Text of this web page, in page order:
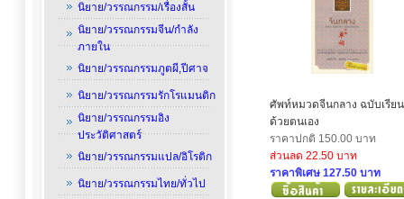
นิยาย/วรรณกรรม/เรื่องสั้น
นิยาย/วรรณกรรมจีน/กำลัง
ภายใน
นิยาย/วรรณกรรมภูตผี,ปีศาจ
นิยาย/วรรณกรรมรักโรแมนติก
นิยาย/วรรณกรรมอิง
ประวัติศาสตร์
นิยาย/วรรณกรรมแปล/อิโรติก
นิยาย/วรรณกรรมไทย/ทั่วไป
ศัพท์หมวดจีนกลาง ฉบับเรีย
ด้วยตนเอง
ราคาปกติ 150.00 บาท
ส่วนลด 22.50 บาท
ราคาพิเศษ 127.50 บาท